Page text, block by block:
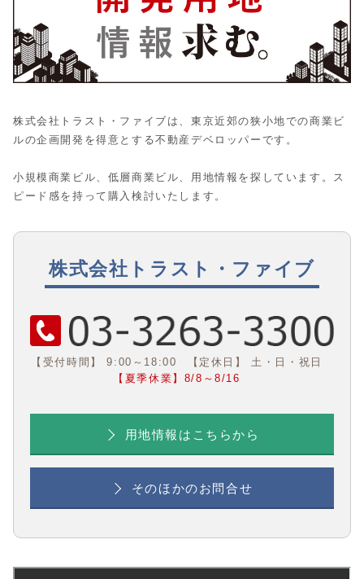
株式会社トラスト・ファイブは、東京近郊の狭小地での商業ビ
ルの企画開発を得意とする不動産デベロッパーです。
小規模商業ビル、低層商業ビル、用地情報を探しています。ス
ピード感を持って購入検討いたします。
株式会社トラスト・ファイブ
【受付時間】 9:00～18:00
【定休日】 土・日・祝日
【夏季休業】8/8～8/16
用地情報はこちらから
そのほかのお問合せ